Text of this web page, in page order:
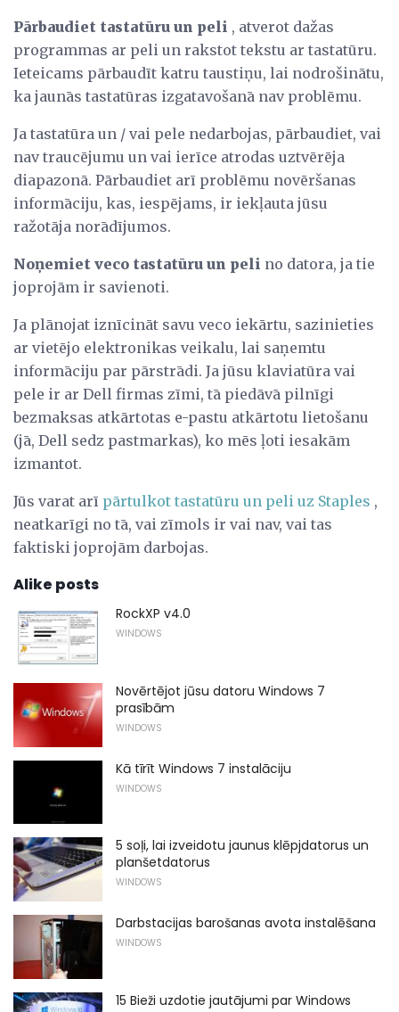
Pārbaudiet tastatūru un peli , atverot dažas
programmas ar peli un rakstot tekstu ar tastatūru.
Ieteicams pārbaudīt katru taustiņu, lai nodrošinātu,
ka jaunās tastatūras izgatavošanā nav problēmu.
Ja tastatūra un / vai pele nedarbojas, pārbaudiet, vai
nav traucējumu un vai ierīce atrodas uztvērēja
diapazonā. Pārbaudiet arī problēmu novēršanas
informāciju, kas, iespējams, ir iekļauta jūsu
ražotāja norādījumos.
Noņemiet veco tastatūru un peli no datora, ja tie
joprojām ir savienoti.
Ja plānojat iznīcināt savu veco iekārtu, sazinieties
ar vietējo elektronikas veikalu, lai saņemtu
informāciju par pārstrādi. Ja jūsu klaviatūra vai
pele ir ar Dell firmas zīmi, tā piedāvā pilnīgi
bezmaksas atkārtotas e-pastu atkārtotu lietošanu
(jā, Dell sedz pastmarkas), ko mēs ļoti iesakām
izmantot.
Jūs varat arī pārtulkot tastatūru un peli uz Staples ,
neatkarīgi no tā, vai zīmols ir vai nav, vai tas
faktiski joprojām darbojas.
Alike posts
RockXP v4.0
WINDOWS
Novērtējot jūsu datoru Windows 7
prasībām
WINDOWS
Kā tīrīt Windows 7 instalāciju
WINDOWS
5 soļi, lai izveidotu jaunus klēpjdatorus un
planšetdatorus
WINDOWS
Darbstacijas barošanas avota instalēšana
WINDOWS
15 Bieži uzdotie jautājumi par Windows